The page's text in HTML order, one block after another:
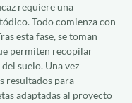
requiere una
Todo comienza con
esta fase, se toman
permiten recopilar
suelo. Una vez
resultados para
adaptadas al proyecto